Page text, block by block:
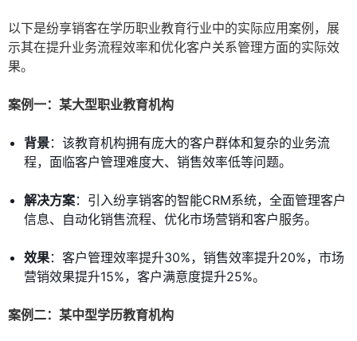
以下是纷享销客在学历职业教育行业中的实际应用案例，展
示其在提升业务流程效率和优化客户关系管理方面的实际效
果。
案例一：某大型职业教育机构
背景：该教育机构拥有庞大的客户群体和复杂的业务流
程，面临客户管理难度大、销售效率低等问题。
解决方案：引入纷享销客的智能CRM系统，全面管理客户
信息、自动化销售流程、优化市场营销和客户服务。
效果：客户管理效率提升30%，销售效率提升20%，市场
营销效果提升15%，客户满意度提升25%。
案例二：某中型学历教育机构